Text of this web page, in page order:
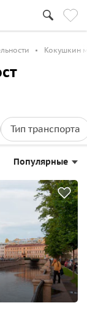
Кокушкин
Тип транспорта
Популярные